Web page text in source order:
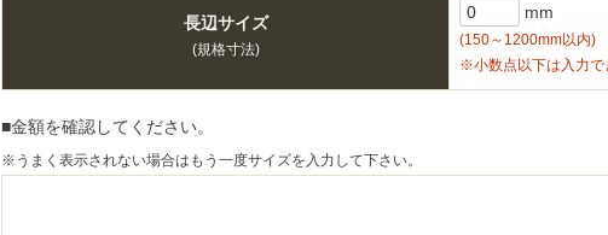
長辺サイズ
(規格寸法)
mm
(150～1200mm以内)
※小数点以下は入力で
■金額を確認してください。
※うまく表示されない場合はもう一度サイズを入力して下さい。